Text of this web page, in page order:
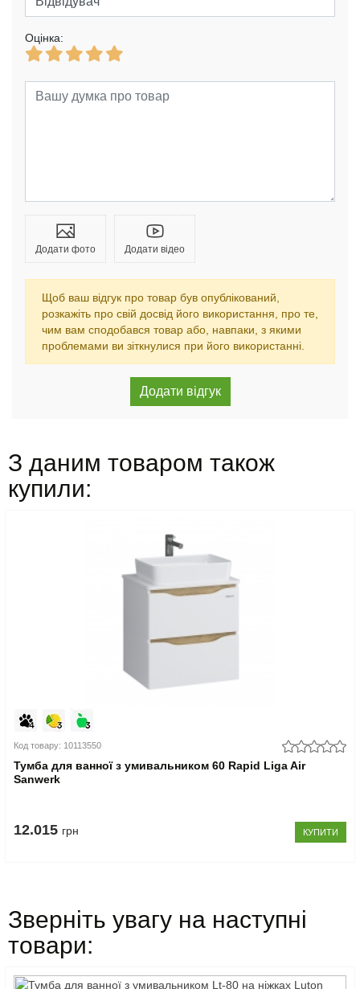
Оцінка:
Додати фото Додати відео
Щоб ваш відгук про товар був опублікований,
розкажіть про свій досвід його використання, про те,
чим вам сподобався товар або, навпаки, з якими
проблемами ви зіткнулися при його використанні.
З даним товаром також
купили:
Код товару: 10113550
Тумба для ванної з умивальником 60 Rapid Liga Air
Sanwerk
12.015 грн КУПИТИ
Зверніть увагу на наступні
товари: